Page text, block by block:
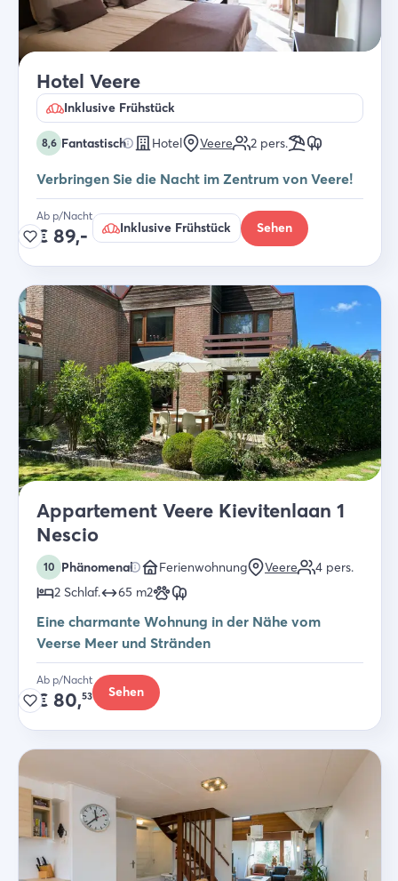
Hotel Veere
Inklusive Frühstück
8,6 Fantastisch Hotel Veere 2 pers.
Verbringen Sie die Nacht im Zentrum von Veere!
Ab p/Nacht
€ 89,- Inklusive Frühstück Sehen
Appartement Veere Kievitenlaan 1
Nescio
10 Phänomenal Ferienwohnung Veere 4 pers.
2 Schlaf. 65 m2
Eine charmante Wohnung in der Nähe vom
Veerse Meer und Stränden
Ab p/Nacht
€ 80,53 Sehen